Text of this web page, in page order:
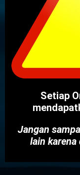
Setiap
Jangan
lain karena